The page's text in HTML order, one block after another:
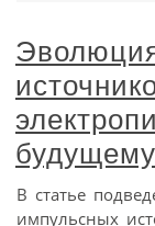
В статье
импульсных